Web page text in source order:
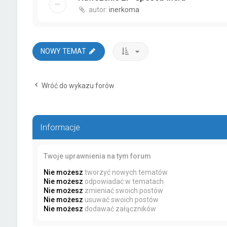
autor: inerkoma
NOWY TEMAT
Wróć do wykazu forów
Informacje
Twoje uprawnienia na tym forum
Nie możesz tworzyć nowych tematów
Nie możesz odpowiadać w tematach
Nie możesz zmieniać swoich postów
Nie możesz usuwać swoich postów
Nie możesz dodawać załączników